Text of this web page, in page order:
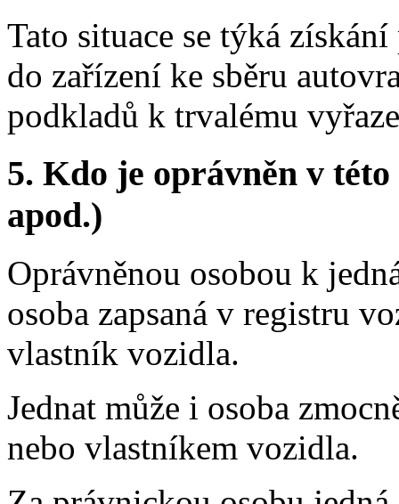
Tato situace se týká
do zařízení ke sběru
podkladů k trvalému
5. Kdo je oprávněn v
apod.)
Oprávněnou osobou k
osoba zapsaná v registru
vlastník vozidla.
Jednat může i osoba
nebo vlastníkem vozidla.